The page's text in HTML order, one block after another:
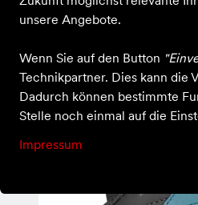
unsere Angebote.
Wenn Sie auf den Button
Technikpartner. Dies kann die
Dadurch können bestimmte
Stelle noch einmal auf die
Impressum